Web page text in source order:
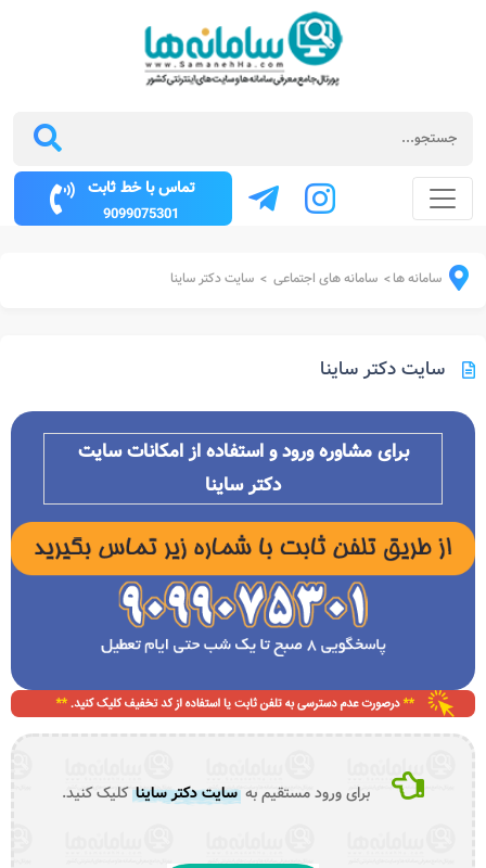
تماس با خط ثابت
9099075301
سامانه ها> سامانه های اجتماعی > سایت دکتر ساینا
سایت دکتر ساینا
برای مشاوره ورود و استفاده از امکانات سایت
دکتر ساینا
برای ورود مستقیم بهسایت دکتر سایناکلیک کنید.